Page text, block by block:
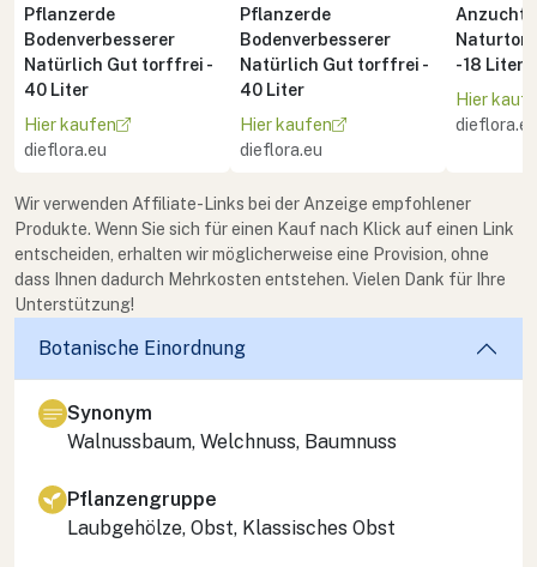
Pflanzerde
Bodenverbesserer
Natürlich Gut torffrei -
40 Liter
Hier kaufen
dieflora.eu
Pflanzerde
Bodenverbesserer
Natürlich Gut torffrei -
40 Liter
Hier kaufen
dieflora.eu
Naturton
- 18 Liter
Hier
dieflora.eu
Wir verwenden Affiliate-Links bei der Anzeige empfohlener
Produkte. Wenn Sie sich für einen Kauf nach Klick auf einen Link
entscheiden, erhalten wir möglicherweise eine Provision, ohne
dass Ihnen dadurch Mehrkosten entstehen. Vielen Dank für Ihre
Unterstützung!
Botanische Einordnung
Synonym
Walnussbaum, Welchnuss, Baumnuss
Pflanzengruppe
Laubgehölze, Obst, Klassisches Obst